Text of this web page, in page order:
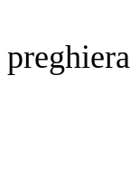
preghiera